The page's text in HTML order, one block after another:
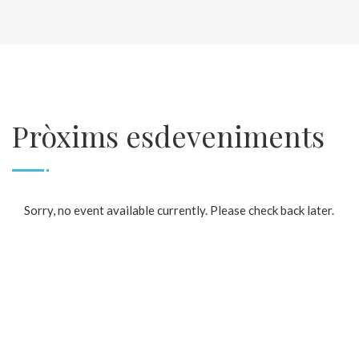
Pròxims esdeveniments
Sorry, no event available currently. Please check back later.